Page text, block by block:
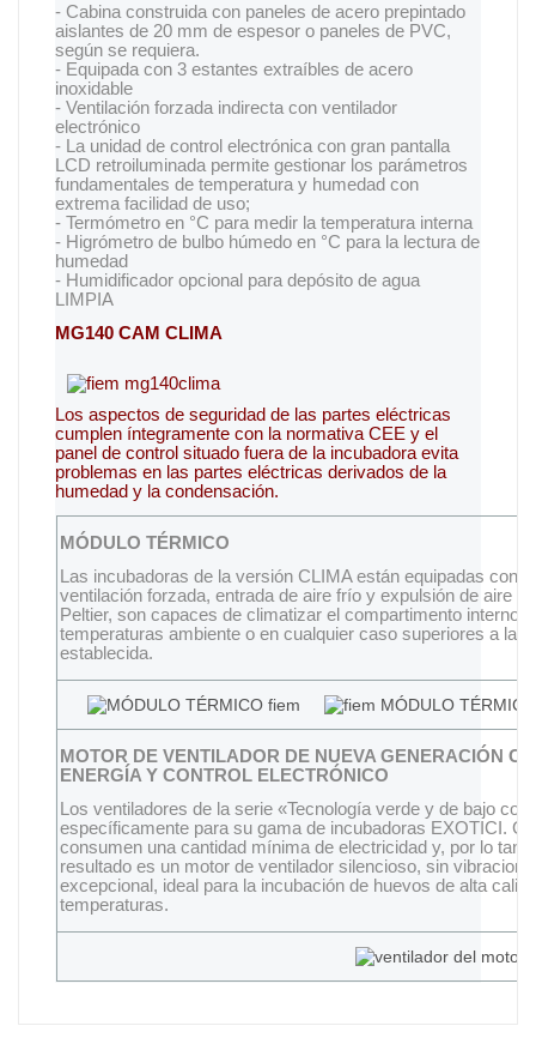
- Cabina construida con paneles de acero prepintado
aislantes de 20 mm de espesor o paneles de PVC,
según se requiera.
- Equipada con 3 estantes extraíbles de acero
inoxidable
- Ventilación forzada indirecta con ventilador
electrónico
- La unidad de control electrónica con gran pantalla
LCD retroiluminada permite gestionar los parámetros
fundamentales de temperatura y humedad con
extrema facilidad de uso;
- Termómetro en °C para medir la temperatura interna
- Higrómetro de bulbo húmedo en °C para la lectura de
humedad
- Humidificador opcional para depósito de agua
LIMPIA
MG140 CAM CLIMA
Los aspectos de seguridad de las partes eléctricas
cumplen íntegramente con la normativa CEE y el
panel de control situado fuera de la incubadora evita
problemas en las partes eléctricas derivados de la
humedad y la condensación.
MÓDULO TÉRMICO
Las incubadoras de la versión CLIMA están equipadas con
ventilación forzada, entrada de aire frío y expulsión de aire
Peltier, son capaces de climatizar el compartimento interno
temperaturas ambiente o en cualquier caso superiores a la
establecida.
MOTOR DE VENTILADOR DE NUEVA GENERACIÓN
ENERGÍA Y CONTROL ELECTRÓNICO
Los ventiladores de la serie «Tecnología verde y de bajo
específicamente para su gama de incubadoras EXOTICI.
consumen una cantidad mínima de electricidad y, por lo
resultado es un motor de ventilador silencioso, sin
excepcional, ideal para la incubación de huevos de alta
temperaturas.